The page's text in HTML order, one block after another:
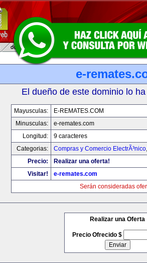
e-
El dueño de este dominio lo
Mayusculas:
E-REMATES.COM
Minusculas:
e-remates.com
Longitud:
9 caracteres
Categorias:
Compras y Comercio ElectrÃ³nico
Precio:
Realizar una oferta!
Visitar!
e-remates.com
Serán consideradas
Realizar una Oferta
Precio Ofrecido $